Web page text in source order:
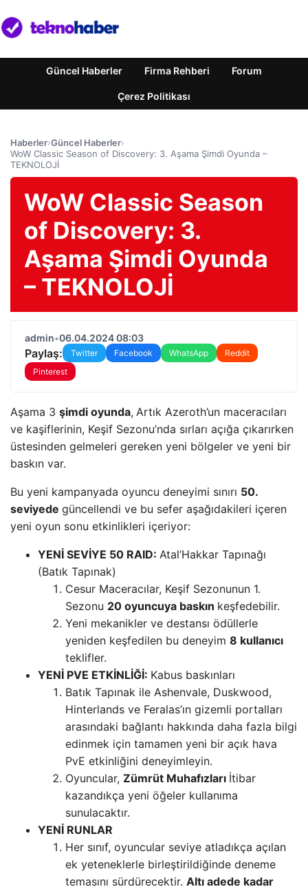
Güncel Haberler Firma Rehberi Forum
Çerez Politikası
Haberler›Güncel Haberler›
WoW Classic Season of Discovery: 3. Aşama Şimdi Oyunda –
TEKNOLOJİ
WoW Classic Season
of Discovery: 3.
Aşama Şimdi Oyunda
– TEKNOLOJİ
admin•06.04.2024 08:03
Paylaş: Twitter Facebook WhatsApp
Reddit
Pinterest
Aşama 3 şimdi oyunda, Artık Azeroth’un maceracıları
ve kaşiflerinin, Keşif Sezonu’nda sırları açığa çıkarırken
üstesinden gelmeleri gereken yeni bölgeler ve yeni bir
baskın var.
Bu yeni kampanyada oyuncu deneyimi sınırı 50.
seviyede güncellendi ve bu sefer aşağıdakileri içeren
yeni oyun sonu etkinlikleri içeriyor:
YENİ SEVİYE 50 RAID: Atal’Hakkar Tapınağı
(Batık Tapınak)
Cesur Maceracılar, Keşif Sezonunun 1.
Sezonu 20 oyuncuya baskın keşfedebilir.
Yeni mekanikler ve destansı ödüllerle
yeniden keşfedilen bu deneyim 8 kullanıcı
teklifler.
YENİ PVE ETKİNLİĞİ: Kabus baskınları
Batık Tapınak ile Ashenvale, Duskwood,
Hinterlands ve Feralas’ın gizemli portalları
arasındaki bağlantı hakkında daha fazla bilgi
edinmek için tamamen yeni bir açık hava
PvE etkinliğini deneyimleyin.
Oyuncular, Zümrüt Muhafızları İtibar
kazandıkça yeni öğeler kullanıma
sunulacaktır.
YENİ RUNLAR
Her sınıf, oyuncular seviye atladıkça açılan
ek yeteneklerle birleştirildiğinde deneme
temasını sürdürecektir. Altı adede kadar